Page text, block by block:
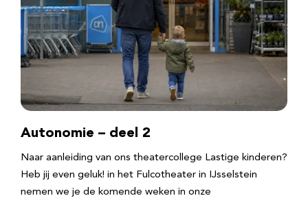
Autonomie – deel 2
Naar aanleiding van ons theatercollege Lastige kinderen?
Heb jij even geluk! in het Fulcotheater in IJsselstein
nemen we je de komende weken in onze